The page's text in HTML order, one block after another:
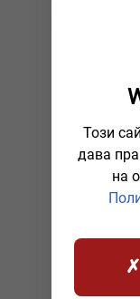
Този
дава
на